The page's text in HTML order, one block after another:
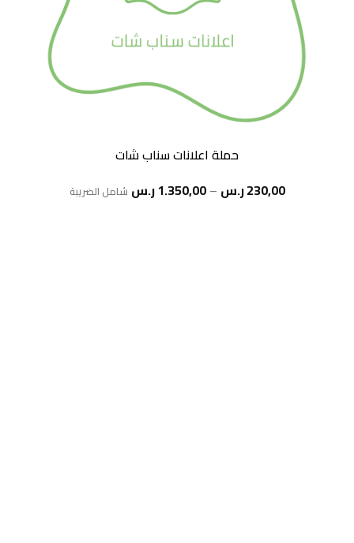
حملة اعلانات سناب شات
230,00ر.س –
1.350,00ر.س نطاق
السعر:
شامل الضريبة